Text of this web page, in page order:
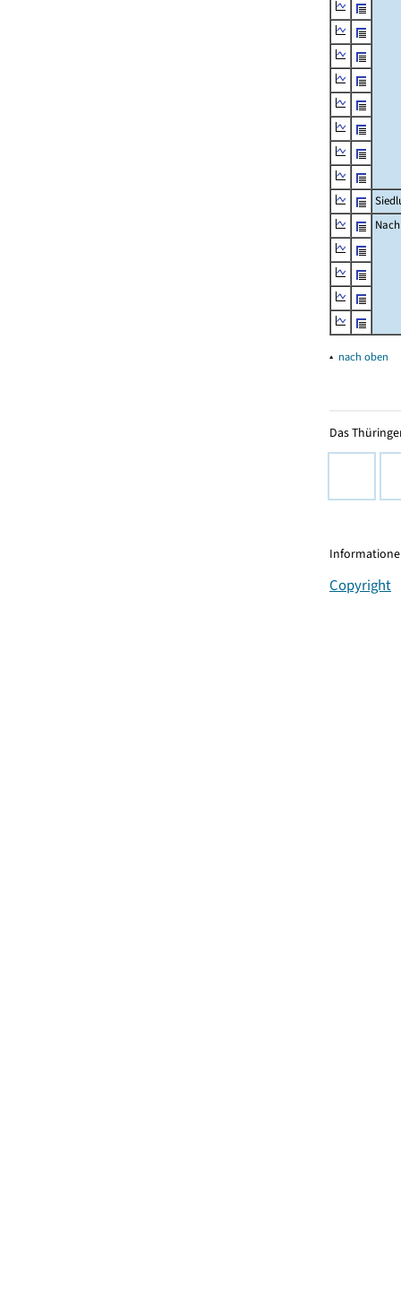
▴ nach oben
Das
Copyright